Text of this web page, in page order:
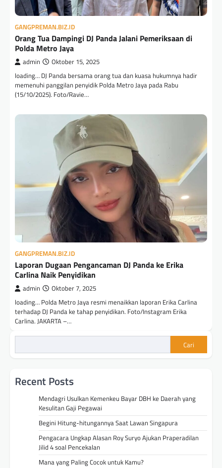
GANGPREMAN.BIZ.ID
Orang Tua Dampingi DJ Panda Jalani Pemeriksaan di
Polda Metro Jaya
admin Oktober 15, 2025
loading… DJ Panda bersama orang tua dan kuasa hukumnya hadir
memenuhi panggilan penyidik Polda Metro Jaya pada Rabu
(15/10/2025). Foto/Ravie…
GANGPREMAN.BIZ.ID
Laporan Dugaan Pengancaman DJ Panda ke Erika
Carlina Naik Penyidikan
admin Oktober 7, 2025
loading… Polda Metro Jaya resmi menaikkan laporan Erika Carlina
terhadap DJ Panda ke tahap penyidikan. Foto/Instagram Erika
Carlina. JAKARTA –…
Cari
Recent Posts
Mendagri Usulkan Kemenkeu Bayar DBH ke Daerah yang
Kesulitan Gaji Pegawai
Begini Hitung-hitungannya Saat Lawan Singapura
Pengacara Ungkap Alasan Roy Suryo Ajukan Praperadilan
Jilid 4 soal Pencekalan
Mana yang Paling Cocok untuk Kamu?